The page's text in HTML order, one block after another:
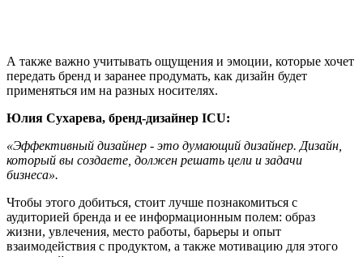
А также важно учитывать ощущения и эмоции, которые хочет
передать бренд и заранее продумать, как дизайн будет
применяться им на разных носителях.
Юлия Сухарева, бренд-дизайнер ICU:
«Эффективный дизайнер - это думающий дизайнер. Дизайн,
который вы создаете, должен решать цели и задачи
бизнеса».
Чтобы этого добиться, стоит лучше познакомиться с
аудиторией бренда и ее информационным полем: образ
жизни, увлечения, место работы, барьеры и опыт
взаимодействия с продуктом, а также мотивацию для этого